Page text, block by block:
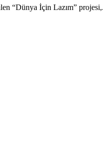
“Dünya İçin Lazım”